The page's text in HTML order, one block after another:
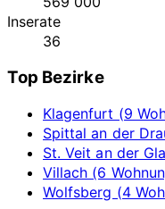
Inserate
36
Top Bezirke
Klagenfurt (9
Spittal an der
St. Veit an der
Villach (6
Wolfsberg (4